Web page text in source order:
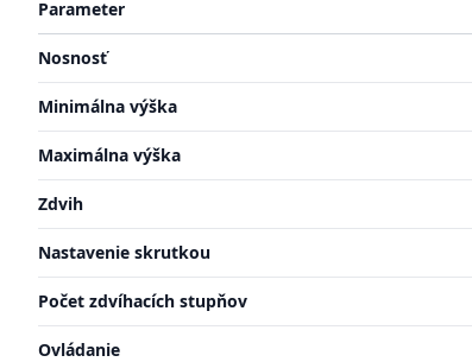
Parameter
Nosnosť
Minimálna výška
Maximálna výška
Zdvih
Nastavenie skrutkou
Počet zdvíhacích stupňov
Ovládanie